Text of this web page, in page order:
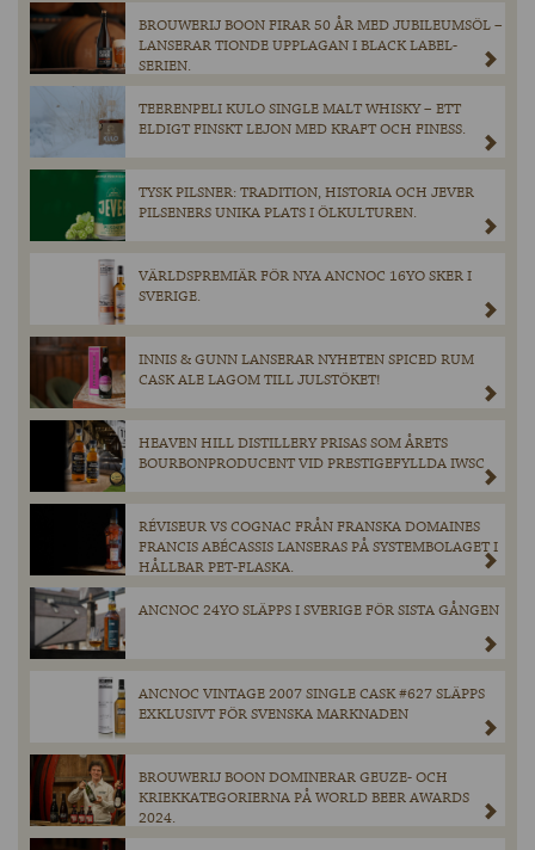
BROUWERIJ BOON FIRAR 50 ÅR MED JUBILEUMSÖL –
LANSERAR TIONDE UPPLAGAN I BLACK LABEL-
SERIEN.
TEERENPELI KULO SINGLE MALT WHISKY – ETT
ELDIGT FINSKT LEJON MED KRAFT OCH FINESS.
TYSK PILSNER: TRADITION, HISTORIA OCH JEVER
PILSENERS UNIKA PLATS I ÖLKULTUREN.
VÄRLDSPREMIÄR FÖR NYA ANCNOC 16YO SKER I
SVERIGE.
INNIS & GUNN LANSERAR NYHETEN SPICED RUM
CASK ALE LAGOM TILL JULSTÖKET!
HEAVEN HILL DISTILLERY PRISAS SOM ÅRETS
BOURBONPRODUCENT VID PRESTIGEFYLLDA IWSC
RÉVISEUR VS COGNAC FRÅN FRANSKA DOMAINES
FRANCIS ABÉCASSIS LANSERAS PÅ SYSTEMBOLAGET I
HÅLLBAR PET-FLASKA.
ANCNOC 24YO SLÄPPS I SVERIGE FÖR SISTA GÅNGEN
ANCNOC VINTAGE 2007 SINGLE CASK #627 SLÄPPS
EXKLUSIVT FÖR SVENSKA MARKNADEN
BROUWERIJ BOON DOMINERAR GEUZE- OCH
KRIEKKATEGORIERNA PÅ WORLD BEER AWARDS
2024.